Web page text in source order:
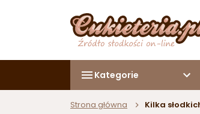
Kategorie
Strona główna Kilka